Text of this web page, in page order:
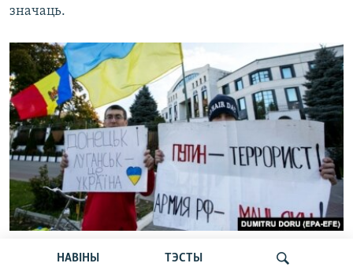
НАВІНЫ ТЭСТЫ
значаць.
кастрычнік 2022